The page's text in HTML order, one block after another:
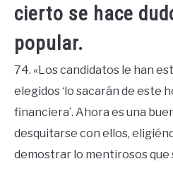
cierto se hace
popular.
74. «Los candidatos le han
elegidos ‘lo sacarán de este
financiera’. Ahora es una
desquitarse con ellos,
demostrar lo mentirosos que